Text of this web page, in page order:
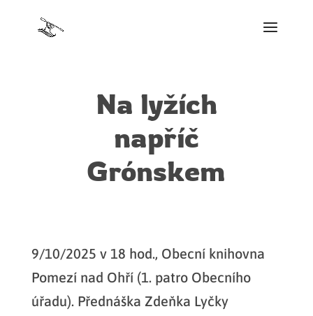
Na lyžích
napříč
Grónskem
9/10/2025 v 18 hod., Obecní knihovna
Pomezí nad Ohří (1. patro Obecního
úřadu). Přednáška Zdeňka Lyčky